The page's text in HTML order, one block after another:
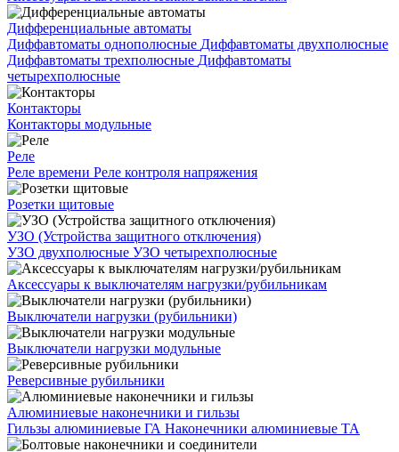
Дифференциальные автоматы
Диффавтоматы однополюсные Диффавтоматы двухполюсные
Диффавтоматы трехполюсные Диффавтоматы
четырехполюсные
Контакторы
Контакторы модульные
Реле
Реле времени Реле контроля напряжения
Розетки щитовые
УЗО (Устройства защитного отключения)
УЗО двухполюсные УЗО четырехполюсные
Аксессуары к выключателям нагрузки/рубильникам
Выключатели нагрузки (рубильники)
Выключатели нагрузки модульные
Реверсивные рубильники
Алюминиевые наконечники и гильзы
Гильзы алюминиевые ГА Наконечники алюминиевые ТА